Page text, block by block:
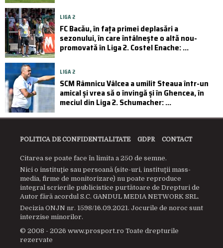
LIGA 2
FC Bacău, în fața primei deplasări a
sezonului, în care întâlnește o altă nou-
promovată în Liga 2. Costel Enache: ...
LIGA 2
SCM Râmnicu Vâlcea a umilit Steaua într-un
amical și vrea să o învingă și în Ghencea, în
meciul din Liga 2. Schumacher: ...
POLITICA DE CONFIDENTIALITATE GDPR CONTACT
Citarea se poate face în limita a 250 de semne.
Nici o instituţie sau persoană (site-uri, instituţii mass-
media, firme de monitorizare) nu poate reproduce
integral scrierile publicistice purtătoare de Drepturi de
Autor fără acordul S.C. GANDUL MEDIA NETWORK SRL.
Decizia ONJN nr. 1598/16.09.2021. Jocurile de noroc sunt
interzise minorilor.
© 2008 - 2026 www.prosport.ro Toate drepturile
rezervate